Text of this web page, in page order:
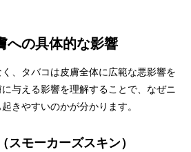
への具体的な影響
、タバコは皮膚全体に広範な悪影響を
与える影響を理解することで、なぜニ
きやすいのかが分かります。
スモーカーズスキン）